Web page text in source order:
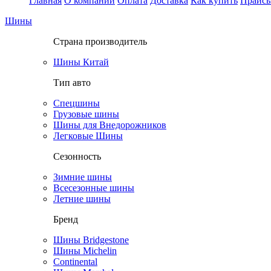
Шины
Страна производитель
Шины Китай
Тип авто
Спецшины
Грузовые шины
Шины для Внедорожников
Легковые Шины
Сезонность
Зимние шины
Всесезонные шины
Летние шины
Бренд
Шины Bridgestone
Шины Michelin
Continental